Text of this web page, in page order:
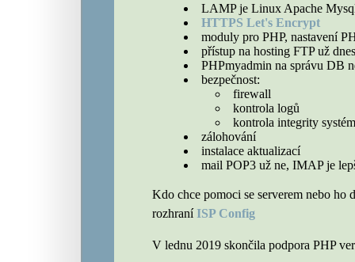
LAMP je Linux Apache
HTTPS Let's Encrypt
moduly pro PHP, nastavení
přístup na hosting FTP už
PHPmyadmin na správu DB
bezpečnost:
firewall
kontrola logů
kontrola integrity
zálohování
instalace aktualizací
mail POP3 už ne, IMAP je
Kdo chce pomoci se serverem nebo ho
rozhraníISP Config
V lednu 2019 skončila podpora PHP